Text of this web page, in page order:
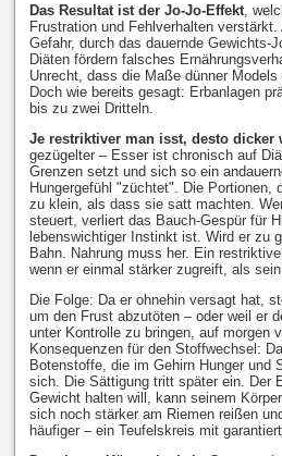
Das Resultat ist der Jo-Jo-Effekt,
Frustration und Fehlverhalten
Gefahr, durch das dauernde Gewichts-
Diäten fördern falsches
Unrecht, dass die Maße dünner Models
Doch wie bereits gesagt: Erbanlagen
bis zu zwei Dritteln.
Je restriktiver man isst, desto dicker
gezügelter – Esser ist chronisch auf
Grenzen setzt und sich so ein
Hungergefühl "züchtet". Die Portionen,
zu klein, als dass sie satt machten.
steuert, verliert das Bauch-Gespür für
lebenswichtiger Instinkt ist. Wird er zu
Bahn. Nahrung muss her. Ein
wenn er einmal stärker zugreift, als
Die Folge: Da er ohnehin versagt hat,
um den Frust abzutöten – oder weil er
unter Kontrolle zu bringen, auf morgen
Konsequenzen für den Stoffwechsel:
Botenstoffe, die im Gehirn Hunger und
sich. Die Sättigung tritt später ein. Der
Gewicht halten will, kann seinem
sich noch stärker am Riemen reißen
häufiger – ein Teufelskreis mit